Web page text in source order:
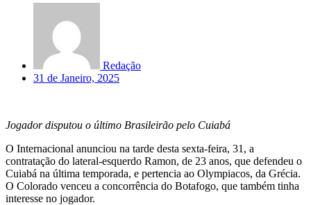
Redação
31 de Janeiro, 2025
Jogador disputou o último Brasileirão pelo Cuiabá
O Internacional anunciou na tarde desta sexta-feira, 31, a
contratação do lateral-esquerdo Ramon, de 23 anos, que defendeu o
Cuiabá na última temporada, e pertencia ao Olympiacos, da Grécia.
O Colorado venceu a concorrência do Botafogo, que também tinha
interesse no jogador.